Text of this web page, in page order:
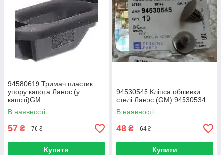
94580619 Тримач пластик
упору капота Ланос (у
капоті)GM
В наявності
57 ₴ 76 ₴
Купити
94530545 Кліпса обшивки
стелі Ланос (GM) 94530534
В наявності
48 ₴ 64 ₴
Купити